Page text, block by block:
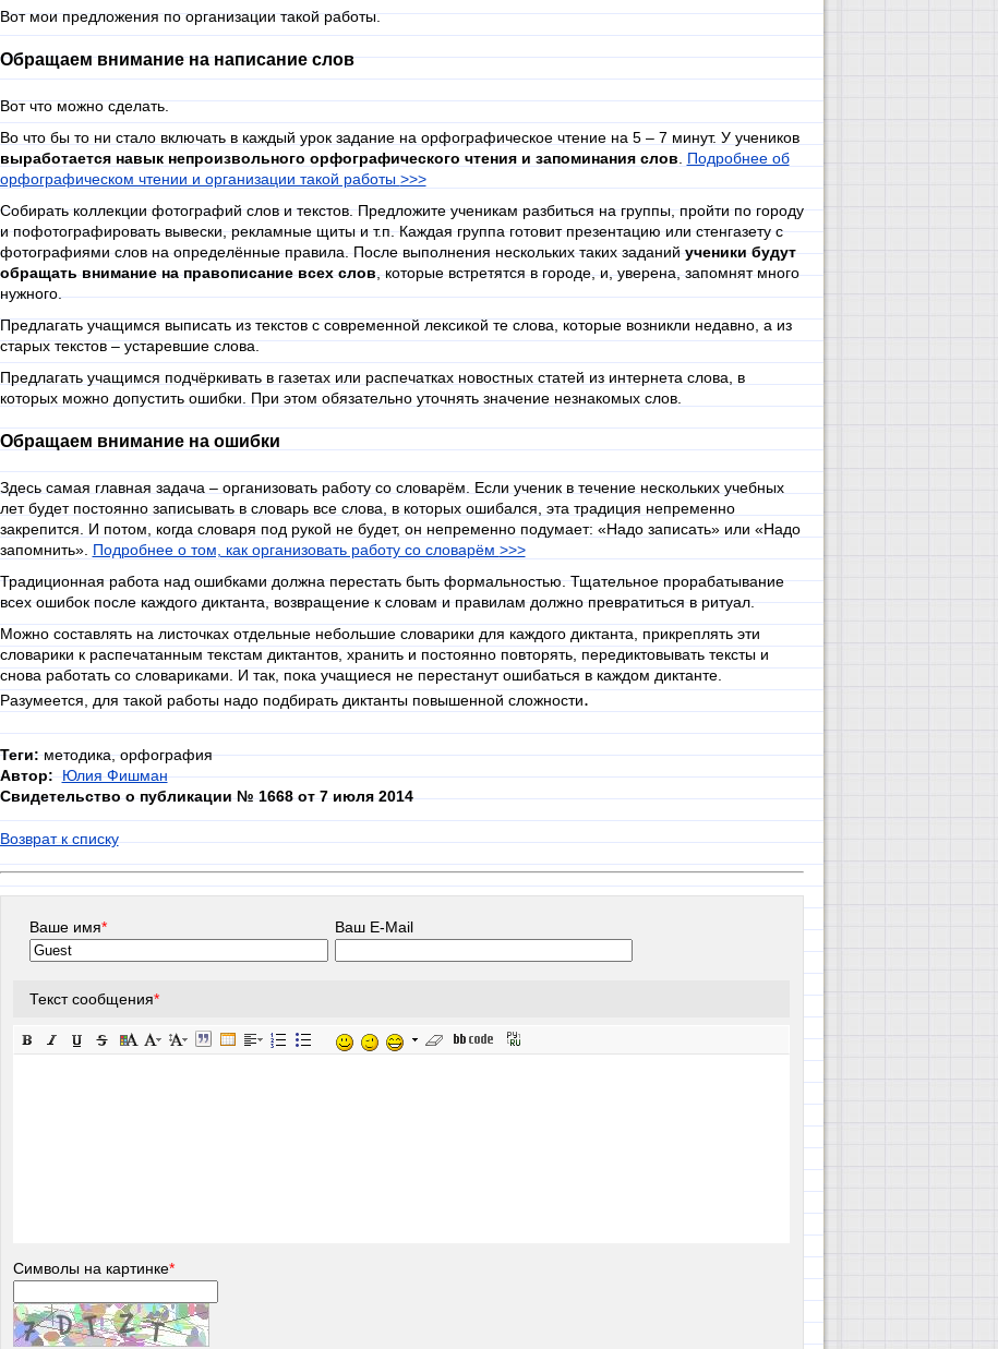
Вот мои предложения по организации такой работы.
Обращаем внимание на написание слов
Вот что можно сделать.
Во что бы то ни стало включать в каждый урок задание на орфографическое чтение на 5 – 7 минут. У учеников
выработается навык непроизвольного орфографического чтения и запоминания слов
Подробнее об
орфографическом чтении и организации такой работы >>>
Собирать коллекции фотографий слов и текстов. Предложите ученикам разбиться на группы, пройти по городу
и пофотографировать вывески, рекламные щиты и т.п. Каждая группа готовит презентацию или стенгазету с
фотографиями слов на определённые правила. После выполнения нескольких таких заданийученики будут
обращать внимание на правописание всех слов, которые встретятся в городе, и, уверена, запомнят много
нужного.
Предлагать учащимся выписать из текстов с современной лексикой те слова, которые возникли недавно, а из
старых текстов – устаревшие слова.
Предлагать учащимся подчёркивать в газетах или распечатках новостных статей из интернета слова, в
которых можно допустить ошибки. При этом обязательно уточнять значение незнакомых слов.
Обращаем внимание на ошибки
Здесь самая главная задача – организовать работу со словарём. Если ученик в течение нескольких учебных
лет будет постоянно записывать в словарь все слова, в которых ошибался, эта традиция непременно
закрепится. И потом, когда словаря под рукой не будет, он непременно подумает: «Надо записать» или «Надо
запомнить». Подробнее о том, как организовать работу со словарём >>>
Традиционная работа над ошибками должна перестать быть формальностью. Тщательное прорабатывание
всех ошибок после каждого диктанта, возвращение к словам и правилам должно превратиться в ритуал.
Можно составлять на листочках отдельные небольшие словарики для каждого диктанта, прикреплять эти
словарики к распечатанным текстам диктантов, хранить и постоянно повторять, передиктовывать тексты и
снова работать со словариками. И так, пока учащиеся не перестанут ошибаться в каждом диктанте.
Разумеется, для такой работы надо подбирать диктанты повышенной сложности.
Теги:методика, орфография
Автор: Юлия Фишман
Свидетельство о публикации № 1668 от 7 июля 2014
Возврат к списку
Ваше имя* Ваш E-Mail
Текст сообщения*
Символы на картинке*